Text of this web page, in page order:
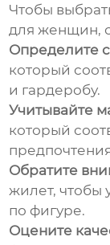
Чтобы
для женщин,
Определите
который
и гардеробу.
Учитывайте
который
Обратите
жилет, чтобы
по фигуре.
Оцените